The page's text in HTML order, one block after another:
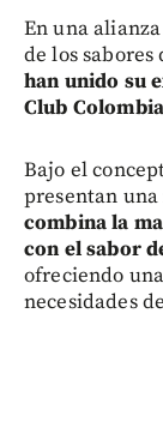
En una
de los
han unido su
Club
Bajo el
presentan
combina la
con el sabor
ofreciendo
necesidades